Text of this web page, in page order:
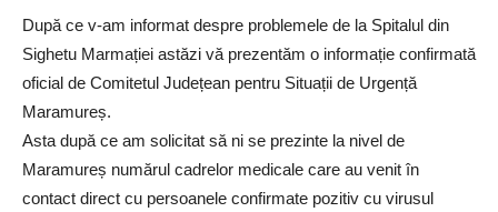
După ce v-am informat despre problemele de la Spitalul din
Sighetu Marmației astăzi vă prezentăm o informație confirmată
oficial de Comitetul Județean pentru Situații de Urgență
Maramureș.
Asta după ce am solicitat să ni se prezinte la nivel de
Maramureș numărul cadrelor medicale care au venit în
contact direct cu persoanele confirmate pozitiv cu virusul